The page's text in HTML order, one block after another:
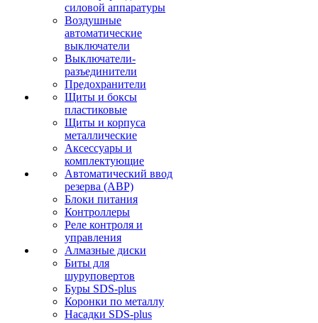
силовой аппаратуры
Воздушные
автоматические
выключатели
Выключатели-
разъединители
Предохранители
Щиты и боксы
пластиковые
Щиты и корпуса
металлические
Аксессуары и
комплектующие
Автоматический ввод
резерва (АВР)
Блоки питания
Контроллеры
Реле контроля и
управления
Алмазные диски
Биты для
шуруповертов
Буры SDS-plus
Коронки по металлу
Насадки SDS-plus